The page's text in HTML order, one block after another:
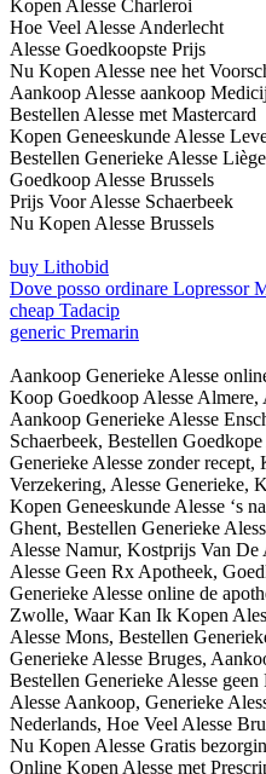
Kopen Alesse Charleroi
Hoe Veel Alesse Anderlecht
Alesse Goedkoopste Prijs
Nu Kopen Alesse nee het
Aankoop Alesse aankoop
Bestellen Alesse met Mastercard
Kopen Geneeskunde Alesse
Bestellen Generieke Alesse Liège
Goedkoop Alesse Brussels
Prijs Voor Alesse Schaerbeek
Nu Kopen Alesse Brussels
buy Lithobid
Dove posso ordinare Lopressor
cheap Tadacip
generic Premarin
Aankoop Generieke Alesse
Koop Goedkoop Alesse
Aankoop Generieke Alesse
Schaerbeek, Bestellen
Generieke Alesse zonder
Verzekering, Alesse Generieke,
Kopen Geneeskunde Alesse ‘s
Ghent, Bestellen Generieke
Alesse Namur, Kostprijs Van De
Alesse Geen Rx Apotheek,
Generieke Alesse online de
Zwolle, Waar Kan Ik Kopen
Alesse Mons, Bestellen
Generieke Alesse Bruges,
Bestellen Generieke Alesse
Alesse Aankoop, Generieke
Nederlands, Hoe Veel Alesse
Nu Kopen Alesse Gratis
Online Kopen Alesse met